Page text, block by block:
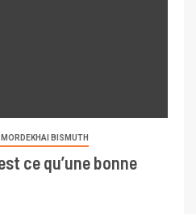
MORDEKHAI BISMUTH
ce qu’une bonne